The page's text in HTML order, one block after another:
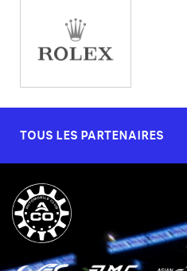
TOUS LES PARTENAIRES